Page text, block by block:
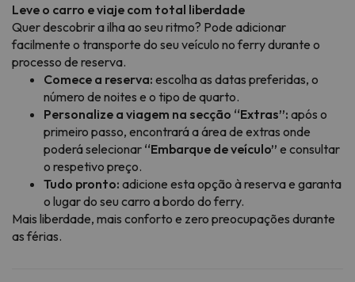
Leve o carro e viaje com total liberdade
Quer descobrir a ilha ao seu ritmo? Pode adicionar
facilmente o transporte do seu veículo no ferry durante o
processo de reserva.
Comece a reserva: escolha as datas preferidas, o
número de noites e o tipo de quarto.
Personalize a viagem na secção “Extras”: após o
primeiro passo, encontrará a área de extras onde
poderá selecionar “Embarque de veículo” e consultar
o respetivo preço.
Tudo pronto: adicione esta opção à reserva e garanta
o lugar do seu carro a bordo do ferry.
Mais liberdade, mais conforto e zero preocupações durante
as férias.